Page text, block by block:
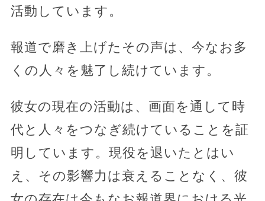
活動しています。
報道で磨き上げたその声は、今なお多
くの人々を魅了し続けています。
彼女の現在の活動は、画面を通して時
代と人々をつなぎ続けていることを証
明しています。現役を退いたとはい
え、その影響力は衰えることなく、彼